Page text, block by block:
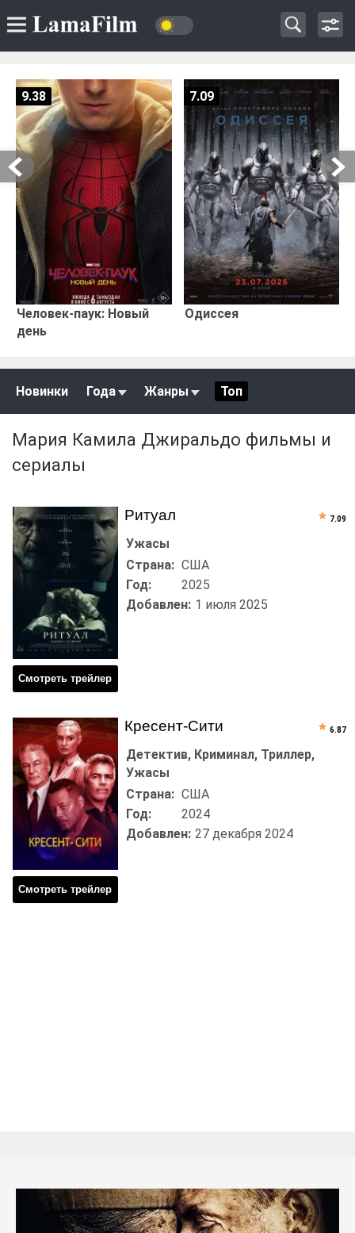
Человек-паук: Новый
день
9.38
Одиссея
7.09
Новинки Года Жанры Топ
Мария Камила Джиральдо фильмы и
сериалы
Ритуал
Смотреть трейлер
Ужасы
Страна: США
Год:
2025
Добавлен: 1 июля 2025
7.09
Кресент-Сити
Смотреть трейлер
Детектив, Криминал, Триллер,
Ужасы
Страна: США
Год:
2024
Добавлен: 27 декабря 2024
6.87